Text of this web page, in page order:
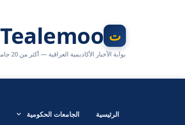
Tealemoo | تعليمو
بوابة الأخبار الأكاديمية العراقية — أكثر من 20 جامعة وكلية في مكان واحد
الرئيسية الجامعات الحكومية